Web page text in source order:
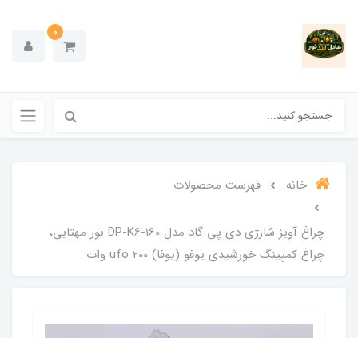
0
خانه فهرست محصولات
چراغ آویز شارژی دی پی گاد مدل DP-K6-160 نور مهتابی،
چراغ کمپینگ خورشیدی یوفو (یوفا) ufo 200 وات